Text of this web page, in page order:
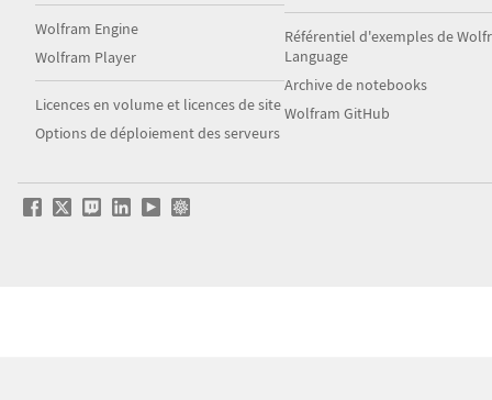
Wolfram Engine
Wolfram Player
Licences en volume et licences de site
Options de déploiement des serveurs
Référentiel d'exemples de
Language
Archive de notebooks
Wolfram GitHub